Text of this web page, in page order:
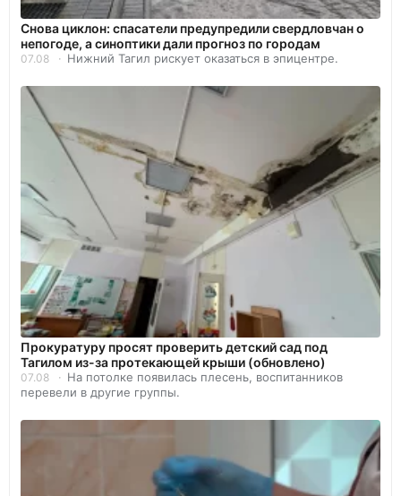
Снова циклон: спасатели предупредили свердловчан о
непогоде, а синоптики дали прогноз по городам
07.08 Нижний Тагил рискует оказаться в эпицентре.
Прокуратуру просят проверить детский сад под
Тагилом из-за протекающей крыши (обновлено)
07.08
На потолке появилась плесень, воспитанников
перевели в другие группы.